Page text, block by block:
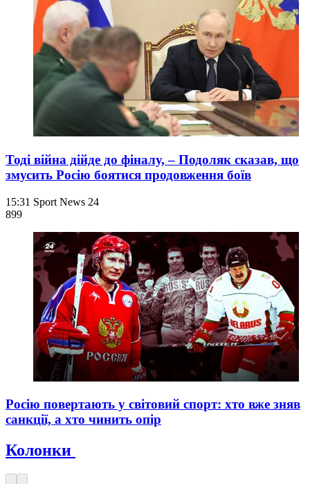
Тоді війна дійде до фіналу, – Подоляк сказав, що
змусить Росію боятися продовження боїв
15:31 Sport News 24
899
Росію повертають у світовий спорт: хто вже зняв
санкції, а хто чинить опір
Колонки